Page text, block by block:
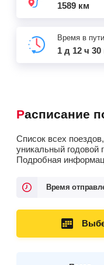
1589 км
Время в
1 д 12 ч
Расписание
Список всех
уникальный годовой
Подробная
Время